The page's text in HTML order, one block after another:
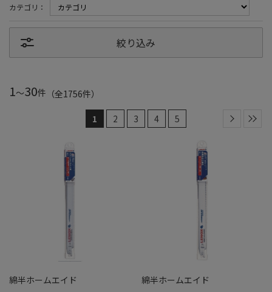
カテゴリ：
絞り込み
1～30件 （全1756件）
1 2 3 4 5
綿半ホームエイド
綿半ホームエイド